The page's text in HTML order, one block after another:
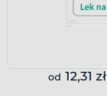
od 12,31 zł